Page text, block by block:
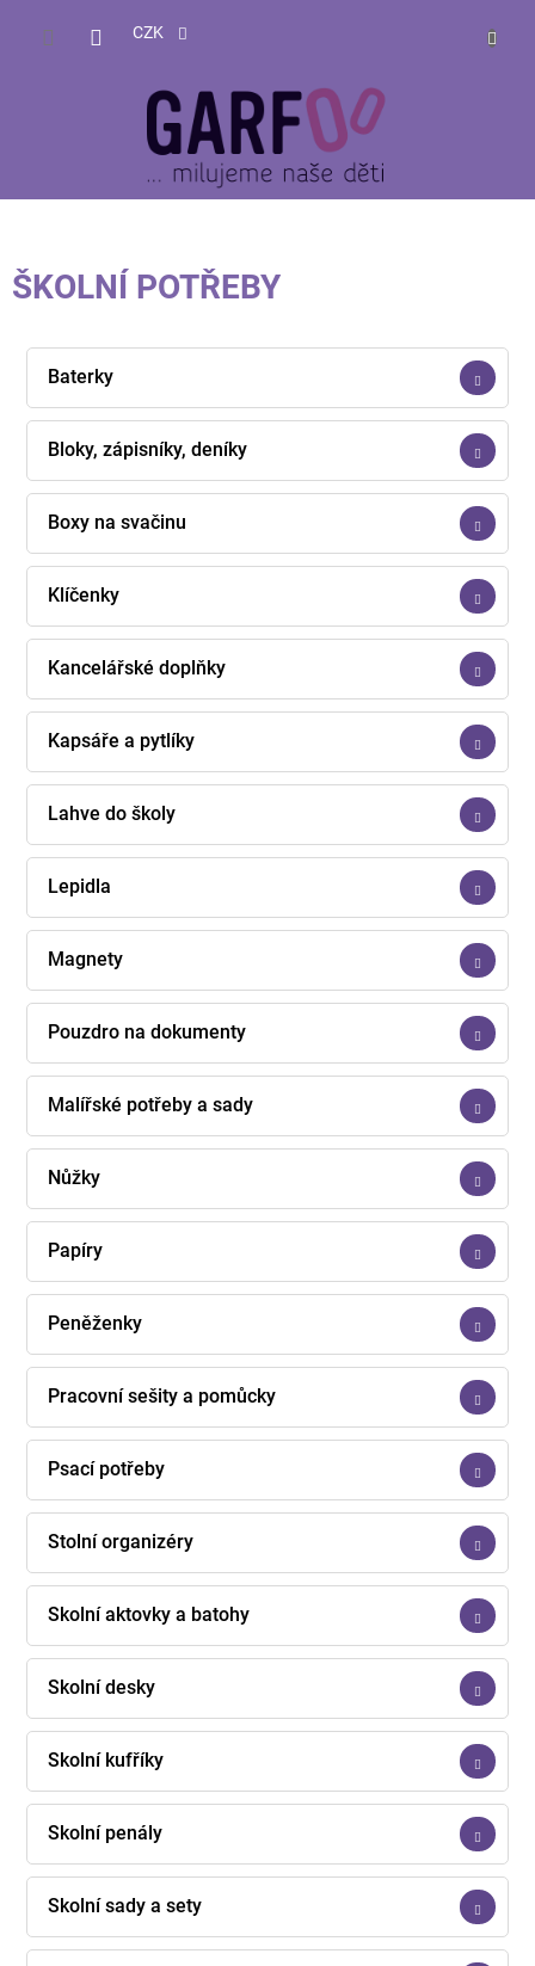
CZK
ŠKOLNÍ POTŘEBY
Baterky
Bloky, zápisníky, deníky
Boxy na svačinu
Klíčenky
Kancelářské doplňky
Kapsáře a pytlíky
Lahve do školy
Lepidla
Magnety
Pouzdro na dokumenty
Malířské potřeby a sady
Nůžky
Papíry
Peněženky
Pracovní sešity a pomůcky
Psací potřeby
Stolní organizéry
Školní aktovky a batohy
Školní desky
Školní kufříky
Školní penály
Školní sady a sety